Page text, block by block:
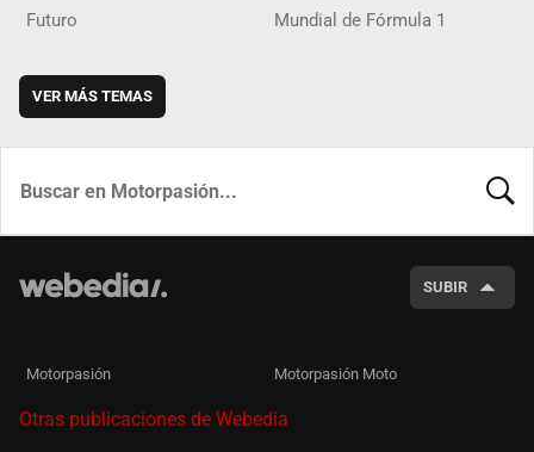
Futuro Mundial de Fórmula 1
VER MÁS TEMAS
SUBIR
Motorpasión Motorpasión Moto
Otras publicaciones de Webedia